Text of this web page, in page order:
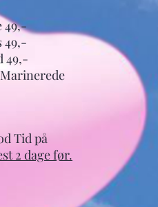
49,-
49,-
49,-
Tid på
2 dage før.